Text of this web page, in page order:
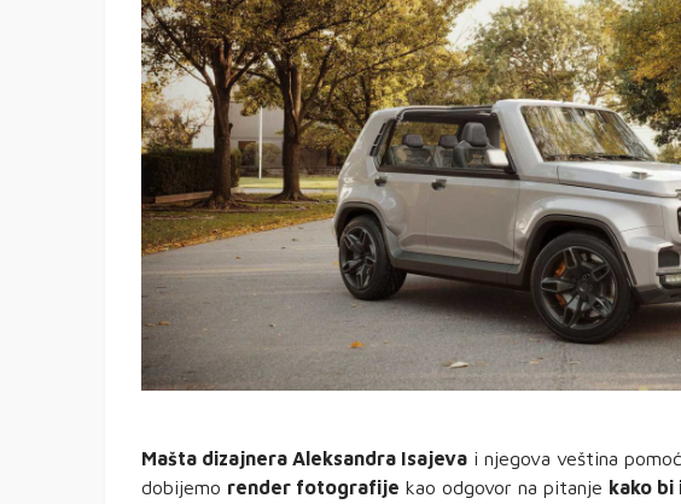
Mašta dizajnera Aleksandra Isajeva i njegova veština
dobijemo render fotografije kao odgovor na pitanje kako bi